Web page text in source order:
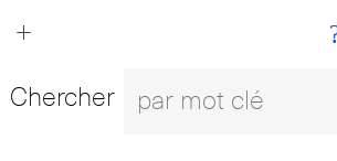
+
Chercher